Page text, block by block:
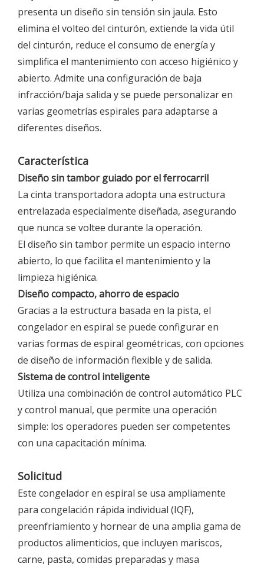
presenta un diseño sin tensión sin jaula. Esto
elimina el volteo del cinturón, extiende la vida útil
del cinturón, reduce el consumo de energía y
simplifica el mantenimiento con acceso higiénico y
abierto. Admite una configuración de baja
infracción/baja salida y se puede personalizar en
varias geometrías espirales para adaptarse a
diferentes diseños.
Característica
Diseño sin tambor guiado por el ferrocarril
La cinta transportadora adopta una estructura
entrelazada especialmente diseñada, asegurando
que nunca se voltee durante la operación.
El diseño sin tambor permite un espacio interno
abierto, lo que facilita el mantenimiento y la
limpieza higiénica.
Diseño compacto, ahorro de espacio
Gracias a la estructura basada en la pista, el
congelador en espiral se puede configurar en
varias formas de espiral geométricas, con opciones
de diseño de información flexible y de salida.
Sistema de control inteligente
Utiliza una combinación de control automático PLC
y control manual, que permite una operación
simple: los operadores pueden ser competentes
con una capacitación mínima.
Solicitud
Este congelador en espiral se usa ampliamente
para congelación rápida individual (IQF),
preenfriamiento y hornear de una amplia gama de
productos alimenticios, que incluyen mariscos,
carne, pasta, comidas preparadas y masa